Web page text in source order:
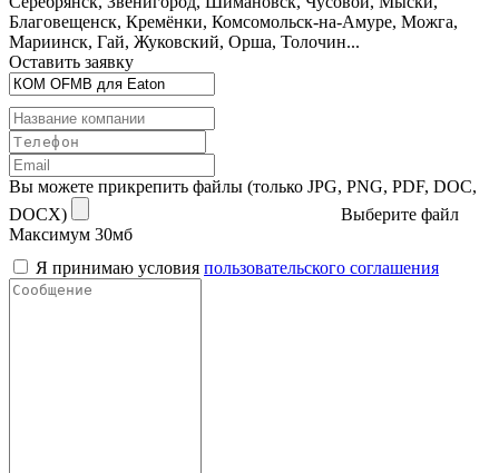
Благовещенск, Кремёнки, Комсомольск-на-Амуре, Можга,
Мариинск, Гай, Жуковский, Орша, Толочин...
Оставить заявку
Вы можете прикрепить файлы (только JPG, PNG, PDF, DOC,
DOCX)
Выберите файл
Максимум 30мб
Я принимаю условия пользовательского соглашения